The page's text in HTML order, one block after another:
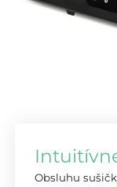
Obsluhu